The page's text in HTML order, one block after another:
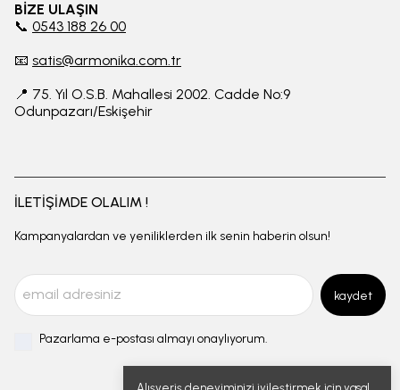
BİZE ULAŞIN
📞 0543 188 26 00
📧 satis@armonika.com.tr
📍 75. Yıl O.S.B. Mahallesi 2002. Cadde No:9
Odunpazarı/Eskişehir
İLETİŞİMDE OLALIM !
Kampanyalardan ve yeniliklerden ilk senin haberin olsun!
kaydet
Pazarlama e-postası almayı onaylıyorum.